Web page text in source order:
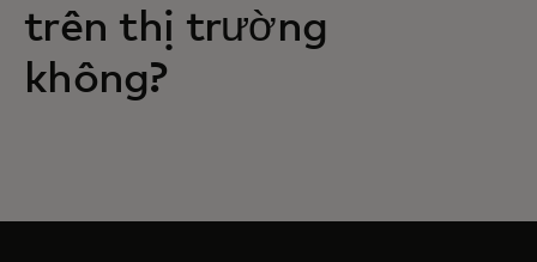
trên thị trường
không?